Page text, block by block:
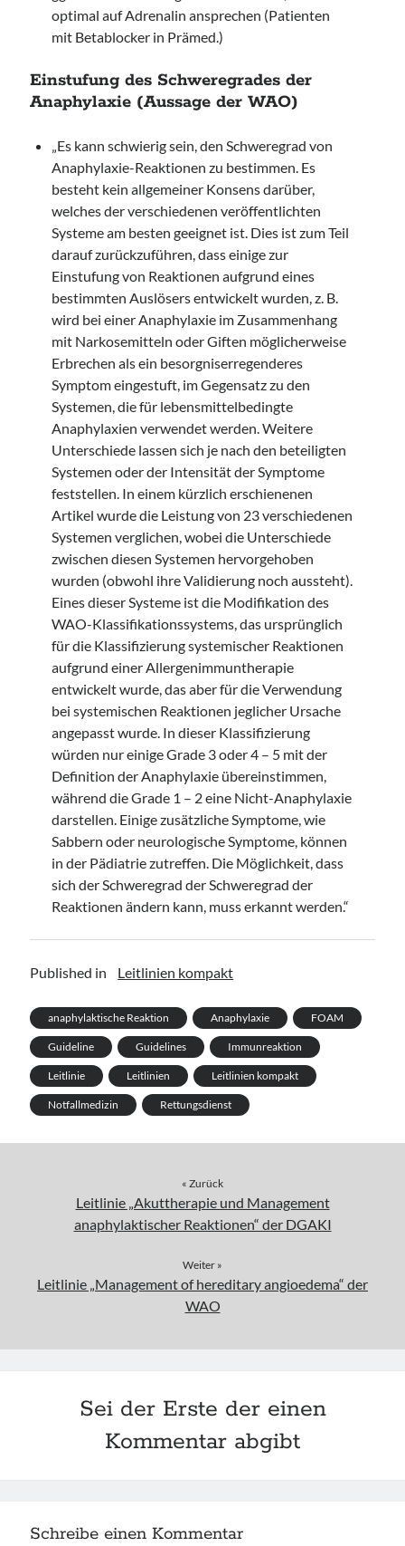
optimal auf Adrenalin ansprechen (Patienten
mit Betablocker in Prämed.)
Einstufung des Schweregrades der
Anaphylaxie (Aussage der WAO)
„Es kann schwierig sein, den Schweregrad von
Anaphylaxie-Reaktionen zu bestimmen. Es
besteht kein allgemeiner Konsens darüber,
welches der verschiedenen veröffentlichten
Systeme am besten geeignet ist. Dies ist zum Teil
darauf zurückzuführen, dass einige zur
Einstufung von Reaktionen aufgrund eines
bestimmten Auslösers entwickelt wurden, z. B.
wird bei einer Anaphylaxie im Zusammenhang
mit Narkosemitteln oder Giften möglicherweise
Erbrechen als ein besorgniserregenderes
Symptom eingestuft, im Gegensatz zu den
Systemen, die für lebensmittelbedingte
Anaphylaxien verwendet werden. Weitere
Unterschiede lassen sich je nach den beteiligten
Systemen oder der Intensität der Symptome
feststellen. In einem kürzlich erschienenen
Artikel wurde die Leistung von 23 verschiedenen
Systemen verglichen, wobei die Unterschiede
zwischen diesen Systemen hervorgehoben
wurden (obwohl ihre Validierung noch aussteht).
Eines dieser Systeme ist die Modifikation des
WAO-Klassifikationssystems, das ursprünglich
für die Klassifizierung systemischer Reaktionen
aufgrund einer Allergenimmuntherapie
entwickelt wurde, das aber für die Verwendung
bei systemischen Reaktionen jeglicher Ursache
angepasst wurde. In dieser Klassifizierung
würden nur einige Grade 3 oder 4 – 5 mit der
Definition der Anaphylaxie übereinstimmen,
während die Grade 1 – 2 eine Nicht-Anaphylaxie
darstellen. Einige zusätzliche Symptome, wie
Sabbern oder neurologische Symptome, können
in der Pädiatrie zutreffen. Die Möglichkeit, dass
sich der Schweregrad der Schweregrad der
Reaktionen ändern kann, muss erkannt werden.“
Published in Leitlinien kompakt
anaphylaktische Reaktion Anaphylaxie FOAM
Guideline Guidelines Immunreaktion
Leitlinie Leitlinien Leitlinien kompakt
Notfallmedizin Rettungsdienst
« Zurück
Leitlinie „Akuttherapie und Management
anaphylaktischer Reaktionen“ der DGAKI
Weiter »
Leitlinie „Management of hereditary angioedema“ der
WAO
Sei der Erste der einen
Kommentar abgibt
Schreibe einen Kommentar